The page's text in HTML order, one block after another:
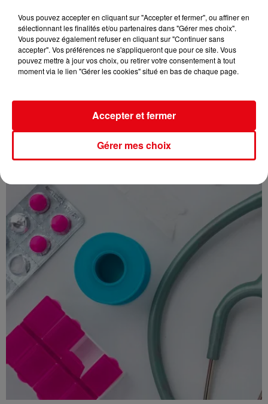
JEU LES PANIERS DE L'ETE : GAGNEZ VOS VACANCES AVEC CIELA
VILLAGE
Vous pouvez accepter en cliquant sur "Accepter et fermer", ou affiner en
sélectionnant les finalités et/ou partenaires dans "Gérer mes choix".
Vous pouvez également refuser en cliquant sur "Continuer sans
accepter". Vos préférences ne s'appliqueront que pour ce site. Vous
pouvez mettre à jour vos choix, ou retirer votre consentement à tout
moment via le lien "Gérer les cookies" situé en bas de chaque page.
Gérer mes choix
Accepter et fermer